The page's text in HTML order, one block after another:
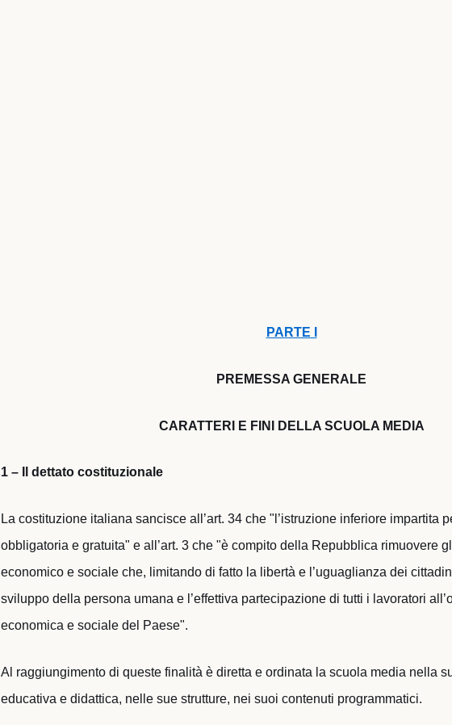
PARTE I
PREMESSA GENERALE
CARATTERI E FINI DELLA SCUOLA MEDIA
1 – Il dettato costituzionale
La costituzione italiana sancisce all’art. 34 che "l’istruzione inferiore impartita
obbligatoria e gratuita" e all’art. 3 che "è compito della Repubblica rimuovere
economico e sociale che, limitando di fatto la libertà e l’uguaglianza dei
sviluppo della persona umana e l’effettiva partecipazione di tutti i lavoratori
economica e sociale del Paese".
Al raggiungimento di queste finalità è diretta e ordinata la scuola media nella
educativa e didattica, nelle sue strutture, nei suoi contenuti programmatici.